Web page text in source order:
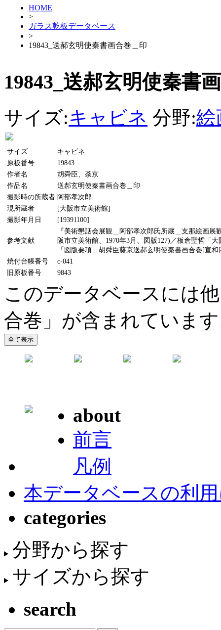
HOME
>
ガラス乾板データベース
>
19843_送郝玄明使秦書画合巻＿印
19843_送郝玄明使秦書
サイズ:キャビネ 分野:絵
サイズ
キャビネ
原板番号
19843
作者名
胡舜臣、荼京
作品名
送郝玄明使秦書画合巻＿印
撮影時の所蔵者 阿部孝次郎
現所蔵者
[大阪市立美術館]
撮影年月日
[19391100]
参考文献
『美術懇話会展観＿阿部孝次郎氏所蔵＿支那絵画
阪市立美術館、1970年3月、図版127)／板倉聖哲「
「図版要項＿胡舜臣葵京送郝玄明使秦書画合巻[宣
焼付台帳番号
c-041
旧原板番号
9843
このデータベースには
合巻」が含まれていま
about
前言
凡例
本データベースの利
categories
分野から探す
サイズから探す
search